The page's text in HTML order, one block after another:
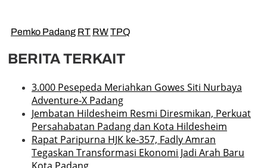
Pemko Padang RT RWTPQ
BERITA TERKAIT
3.000 Pesepeda Meriahkan Gowes Siti Nurbaya
Adventure-X Padang
Jembatan Hildesheim Resmi Diresmikan, Perkuat
Persahabatan Padang dan Kota Hildesheim
Rapat Paripurna HJK ke-357, Fadly Amran
Tegaskan Transformasi Ekonomi Jadi Arah Baru